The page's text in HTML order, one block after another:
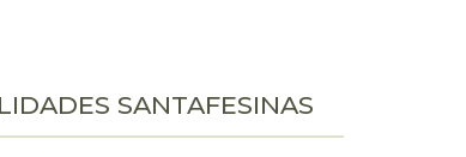
SANTAFESINAS